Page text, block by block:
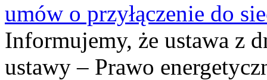
umów o przyłączenie do
Informujemy, że ustawa z
ustawy – Prawo